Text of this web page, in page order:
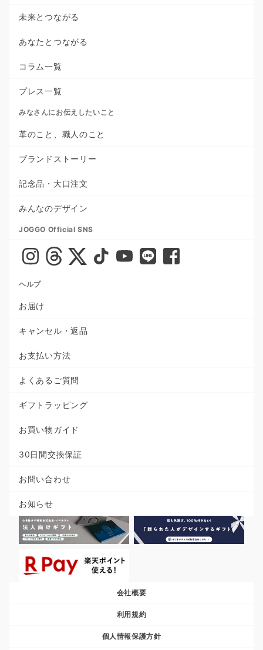
未来とつながる
あなたとつながる
コラム一覧
プレス一覧
みなさんにお伝えしたいこと
革のこと、職人のこと
ブランドストーリー
記念品・大口注文
みんなのデザイン
JOGGO Official SNS
ヘルプ
お届け
キャンセル・返品
お支払い方法
よくあるご質問
ギフトラッピング
お買い物ガイド
30日間交換保証
お問い合わせ
お知らせ
会社概要
利用規約
個人情報保護方針